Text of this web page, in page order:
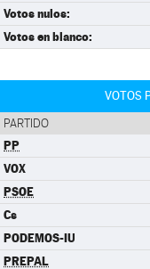
Votos nulos:
Votos en blanco:
VOTOS
PARTIDO
PP
VOX
PSOE
Cs
PODEMOS-IU
PREPAL